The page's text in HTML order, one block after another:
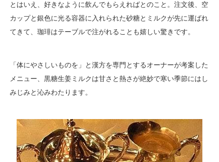
とはいえ、好きなように飲んでもらえればとのこと。注文後、空
カップと銀色に光る容器に入れられた砂糖とミルクが先に運ばれ
てきて、珈琲はテーブルで注がれることも嬉しい驚きです。
「体にやさしいものを」と漢方を専門とするオーナーが考案した
メニュー、黒糖生姜ミルクは甘さと熱さが絶妙で寒い季節にはし
みじみと沁みわたります。